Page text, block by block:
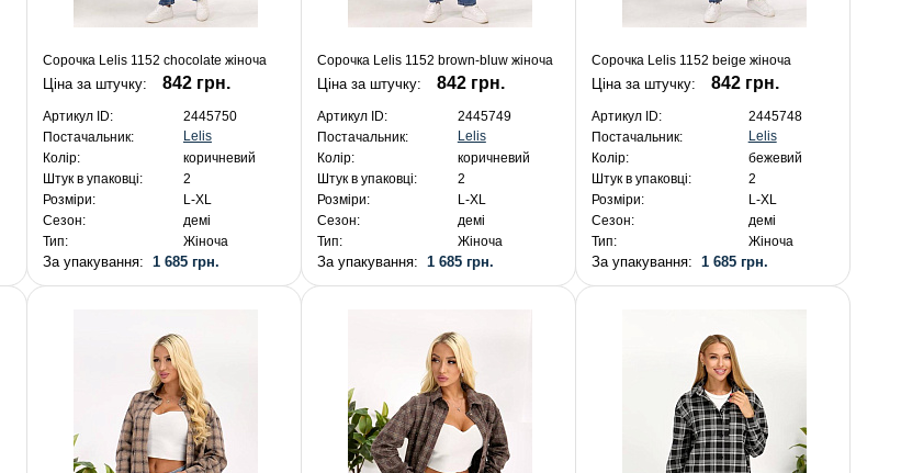
Сорочка Lelis 1152 chocolate жіноча
Ціна за штучку: 842 грн.
Артикул ID:
2445750
Постачальник:
Lelis
Колір:
коричневий
Штук в упаковці:
2
Розміри:
L-XL
Сезон:
демі
Тип:
Жіноча
За упакування: 1 685 грн.
Сорочка Lelis 1152 brown-bluw жіноча
Ціна за штучку: 842 грн.
Артикул ID:
2445749
Постачальник:
Lelis
Колір:
коричневий
Штук в упаковці:
2
Розміри:
L-XL
Сезон:
демі
Тип:
Жіноча
За упакування: 1 685 грн.
Сорочка Lelis 1152 beige жіноча
Ціна за штучку: 842 грн.
Артикул ID:
2445748
Постачальник:
Lelis
Колір:
бежевий
Штук в упаковці:
2
Розміри:
L-XL
Сезон:
демі
Тип:
Жіноча
За упакування: 1 685 грн.